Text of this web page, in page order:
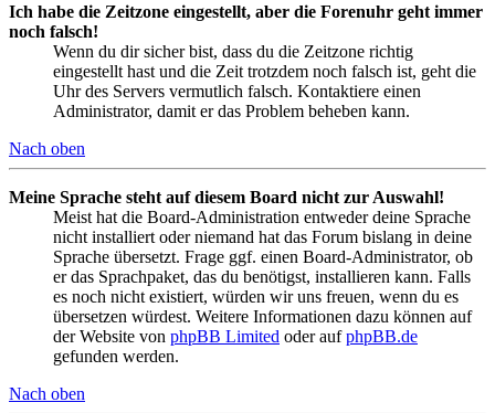
Ich habe die Zeitzone eingestellt, aber die Forenuhr geht immer
noch falsch!
Wenn du dir sicher bist, dass du die Zeitzone richtig
eingestellt hast und die Zeit trotzdem noch falsch ist, geht die
Uhr des Servers vermutlich falsch. Kontaktiere einen
Administrator, damit er das Problem beheben kann.
Nach oben
Meine Sprache steht auf diesem Board nicht zur Auswahl!
Meist hat die Board-Administration entweder deine Sprache
nicht installiert oder niemand hat das Forum bislang in deine
Sprache übersetzt. Frage ggf. einen Board-Administrator, ob
er das Sprachpaket, das du benötigst, installieren kann. Falls
es noch nicht existiert, würden wir uns freuen, wenn du es
übersetzen würdest. Weitere Informationen dazu können auf
der Website von phpBB Limited oder aufphpBB.de
gefunden werden.
Nach oben